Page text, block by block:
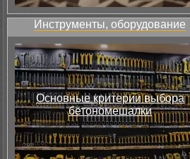
Инструменты, оборудование
Основные критерии выбора
бетономешалки